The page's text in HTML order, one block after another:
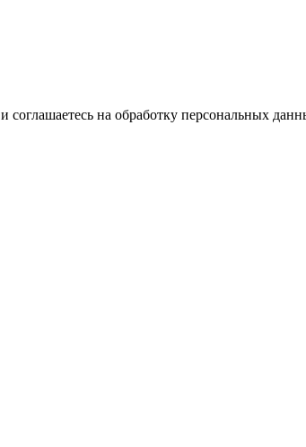
и соглашаетесь на обработку персональных